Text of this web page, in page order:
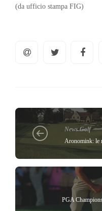
(da ufficio stampa FIG)
News Golf
Aronomink: le
PGA